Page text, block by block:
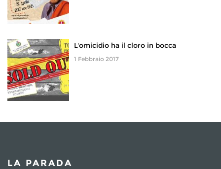
L'omicidio ha il cloro in bocca
1 Febbraio 2017
LA PARADA